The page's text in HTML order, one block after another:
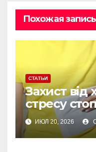
Похожая запись
СТАТЬИ
Захист від
стресу
причини,
шкарпетки
хімічних
ИЮЛ 20, 2026